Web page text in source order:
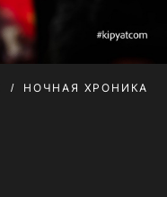
НОЧНАЯ ХРОНИКА